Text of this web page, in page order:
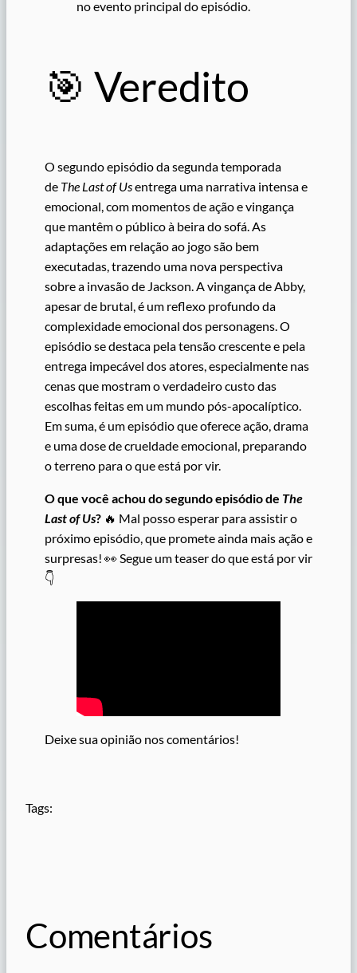
no evento principal do episódio.
🎯 Veredito
O segundo episódio da segunda temporada
de The Last of Usentrega uma narrativa intensa e
emocional, com momentos de ação e vingança
que mantêm o público à beira do sofá. As
adaptações em relação ao jogo são bem
executadas, trazendo uma nova perspectiva
sobre a invasão de Jackson. A vingança de Abby,
apesar de brutal, é um reflexo profundo da
complexidade emocional dos personagens. O
episódio se destaca pela tensão crescente e pela
entrega impecável dos atores, especialmente nas
cenas que mostram o verdadeiro custo das
escolhas feitas em um mundo pós-apocalíptico.
Em suma, é um episódio que oferece ação, drama
e uma dose de crueldade emocional, preparando
o terreno para o que está por vir.
O que você achou do segundo episódio de The
Last of Us? 🔥 Mal posso esperar para assistir o
próximo episódio, que promete ainda mais ação e
surpresas! 👀 Segue um teaser do que está por vir
👇
Deixe sua opinião nos comentários!
Tags:
Comentários